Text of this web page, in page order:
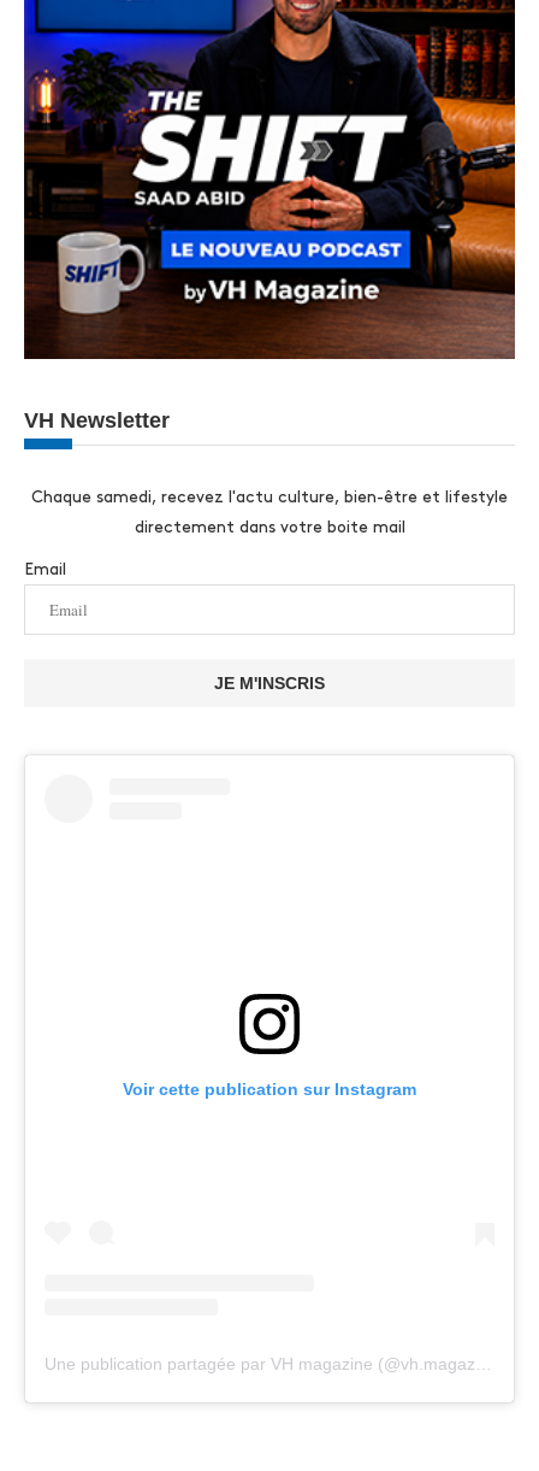
VH Newsletter
Chaque samedi, recevez l'actu culture, bien-être et lifestyle
directement dans votre boite mail
Email
JE M'INSCRIS
Voir cette publication sur Instagram